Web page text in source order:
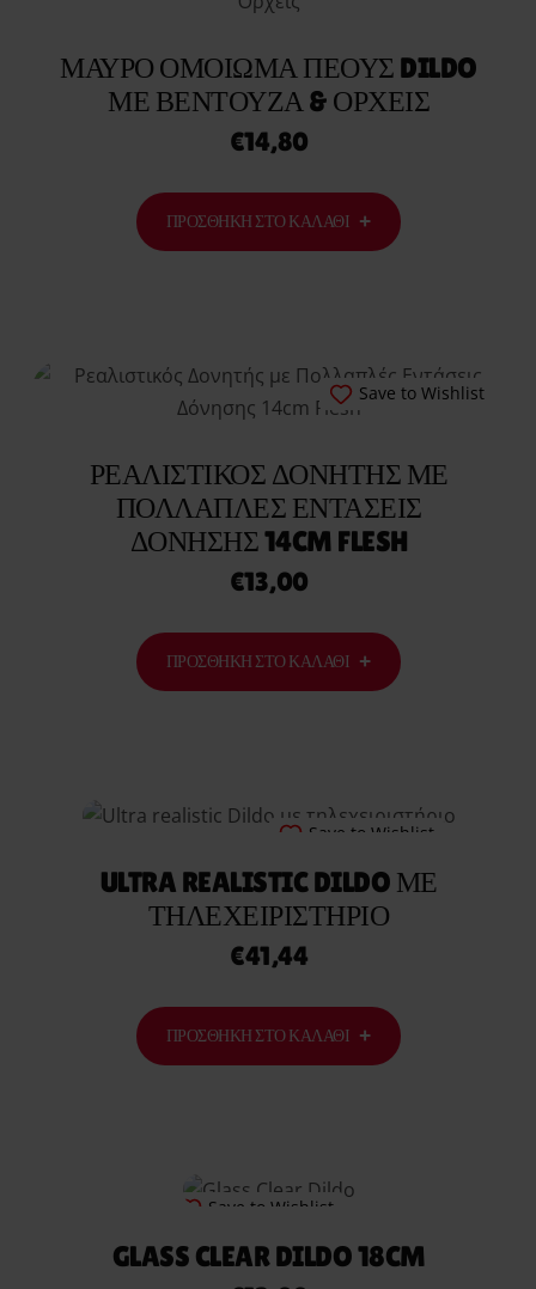
ΜΑΎΡΟ ΟΜΟΊΩΜΑ ΠΈΟΥΣ DILDO
ΜΕ ΒΕΝΤΟΎΖΑ & ΌΡΧΕΙΣ
€14,80
ΠΡΟΣΘΉΚΗ ΣΤΟ ΚΑΛΆΘΙ
Save to Wishlist
ΡΕΑΛΙΣΤΙΚΌΣ ΔΟΝΗΤΉΣ ΜΕ
ΠΟΛΛΑΠΛΈΣ ΕΝΤΆΣΕΙΣ
ΔΌΝΗΣΗΣ 14CM FLESH
€13,00
ΠΡΟΣΘΉΚΗ ΣΤΟ ΚΑΛΆΘΙ
Save to Wishlist
ULTRA REALISTIC DILDO ΜΕ
ΤΗΛΕΧΕΙΡΙΣΤΉΡΙΟ
€41,44
ΠΡΟΣΘΉΚΗ ΣΤΟ ΚΑΛΆΘΙ
Save to Wishlist
GLASS CLEAR DILDO 18CM